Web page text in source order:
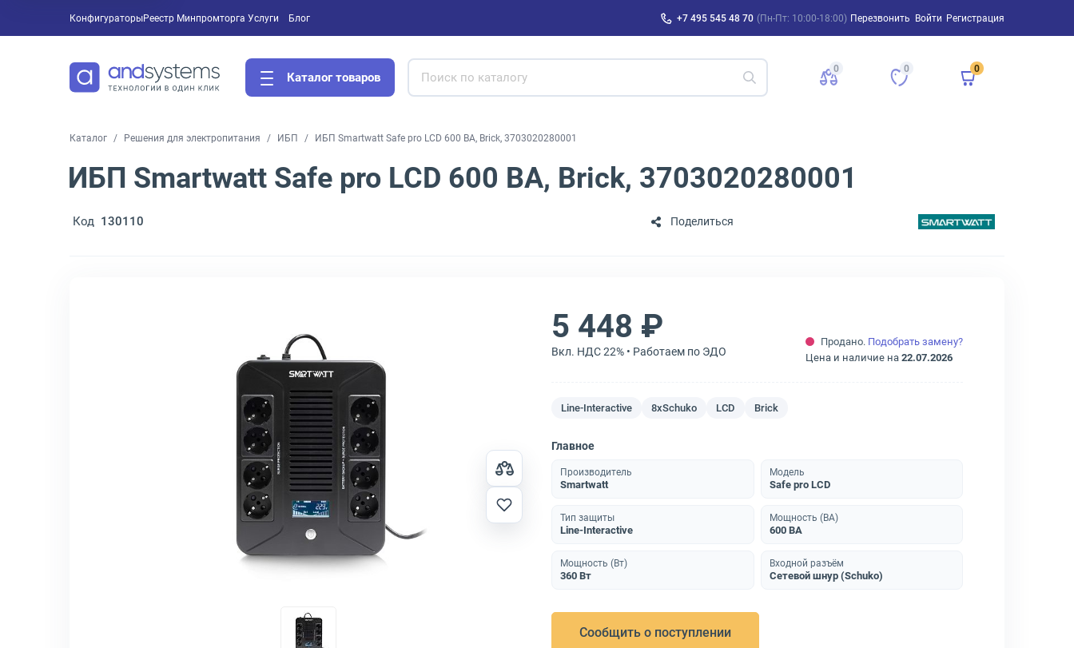
Конфигураторы Услуги
Реестр Минпромторга Блог +7 495 545 48 70 (Пн-Пт: 10:00-18:00) Перезвонить Войти Регистрация
Каталог товаров
0 0 0
Каталог Решения для электропитания ИБП ИБП Smartwatt Safe pro LCD 600 ВА, Brick, 3703020280001
ИБП Smartwatt Safe pro LCD 600 ВА, Brick, 3703020280001
Код 130110 Поделиться
5 448 ₽
Вкл. НДС 22% • Работаем по ЭДО
Продано. Подобрать замену?
Цена и наличие на 22.07.2026
Line-Interactive 8xSchuko LCD Brick
Главное
Производитель
Smartwatt
Модель
Safe pro LCD
Тип защиты
Line-Interactive
Мощность (ВА)
600 ВА
Мощность (Вт)
360 Вт
Входной разъём
Сетевой шнур (Schuko)
Сообщить о поступлении